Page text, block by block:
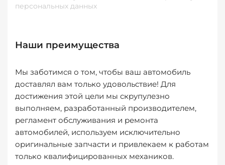
персональных данных
Наши преимущества
Мы заботимся о том, чтобы ваш автомобиль
доставлял вам только удовольствие! Для
достижения этой цели мы скрупулезно
выполняем, разработанный производителем,
регламент обслуживания и ремонта
автомобилей, используем исключительно
оригинальные запчасти и привлекаем к работам
только квалифицированных механиков.